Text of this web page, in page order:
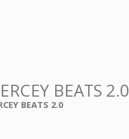
BEATS 2.0
BEATS 2.0